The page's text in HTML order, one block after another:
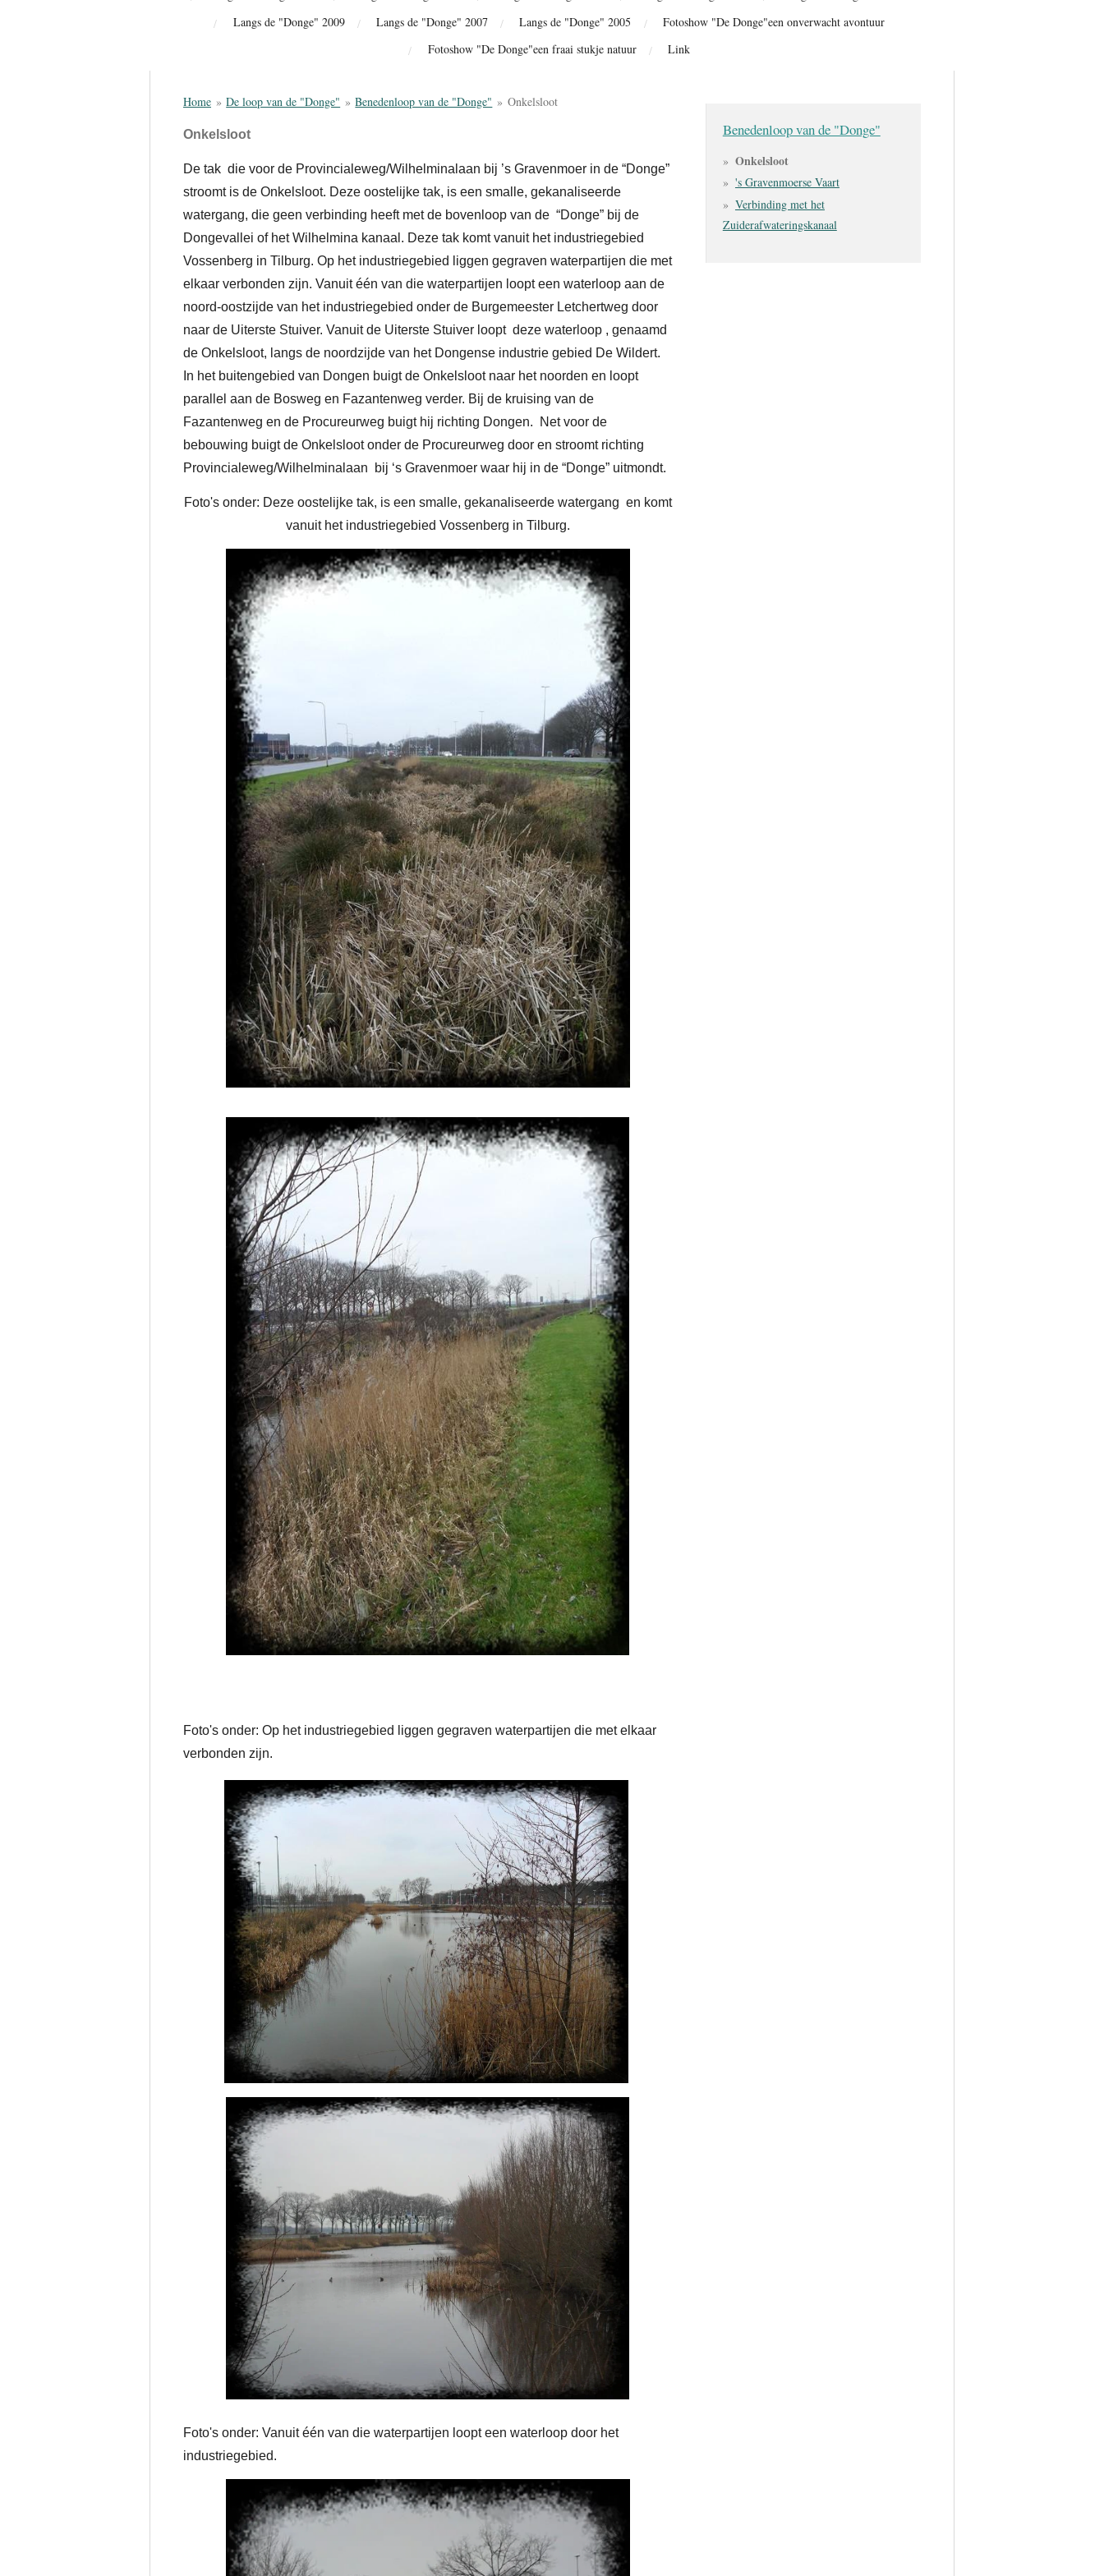
Langs de "Donge" 2009
Langs de "Donge" 2007 Langs de "Donge" 2005
Fotoshow "De Donge"een onverwacht avontuur
Fotoshow "De Donge"een fraai stukje natuur
Link
Home » De loop van de "Donge" » Benedenloop van de "Donge" » Onkelsloot
Onkelsloot
De tak die voor de Provincialeweg/Wilhelminalaan bij ’s Gravenmoer in de “Donge”
stroomt is de Onkelsloot. Deze oostelijke tak, is een smalle, gekanaliseerde
watergang, die geen verbinding heeft met de bovenloop van de “Donge” bij de
Dongevallei of het Wilhelmina kanaal. Deze tak komt vanuit het industriegebied
Vossenberg in Tilburg. Op het industriegebied liggen gegraven waterpartijen die met
elkaar verbonden zijn. Vanuit één van die waterpartijen loopt een waterloop aan de
noord-oostzijde van het industriegebied onder de Burgemeester Letchertweg door
naar de Uiterste Stuiver. Vanuit de Uiterste Stuiver loopt deze waterloop , genaamd
de Onkelsloot, langs de noordzijde van het Dongense industrie gebied De Wildert.
In het buitengebied van Dongen buigt de Onkelsloot naar het noorden en loopt
parallel aan de Bosweg en Fazantenweg verder. Bij de kruising van de
Fazantenweg en de Procureurweg buigt hij richting Dongen. Net voor de
bebouwing buigt de Onkelsloot onder de Procureurweg door en stroomt richting
Provincialeweg/Wilhelminalaan bij ‘s Gravenmoer waar hij in de “Donge” uitmondt.
Foto's onder: Deze oostelijke tak, is een smalle, gekanaliseerde watergang en komt
vanuit het industriegebied Vossenberg in Tilburg.
Foto's onder: Op het industriegebied liggen gegraven waterpartijen die met elkaar
verbonden zijn.
Foto's onder: Vanuit één van die waterpartijen loopt een waterloop door het
industriegebied.
Benedenloop van de "Donge"
Onkelsloot
's Gravenmoerse Vaart
Verbinding met het
Zuiderafwateringskanaal